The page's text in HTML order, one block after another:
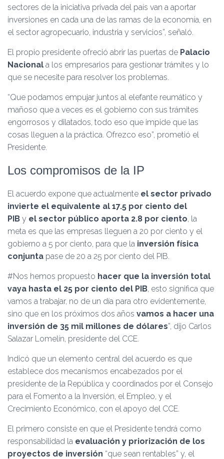
sectores de la iniciativa privada del país van a aportar
inversiones en cada una de las ramas de la economía, en
el sector agropecuario, industria y servicios”, señaló.
El propio presidente ofreció abrir las puertas de Palacio
Nacional a los empresarios para gestionar trámites y lo
que se necesite para resolver los problemas.
“Que podamos empujar juntos al elefante reumático y
mañoso que a veces es el gobierno con sus trámites
engorrosos y dilatados, todo eso que impide que las
cosas lleguen a la práctica. Ofrezco eso”, prometió el
Presidente.
Los compromisos de la IP
El acuerdo expone que actualmente el sector privado
invierte el equivalente al 17.5 por ciento del
PIB y el sector público aporta 2.8 por ciento, la
meta es que las empresas lleguen a 20 por ciento y el
gobierno a 5 por ciento, para que la inversión física
conjunta pase de 20 a 25 por ciento del PIB.
#Nos hemos propuesto hacer que la inversión total
vaya hasta el 25 por ciento del PIB, esto significa que
vamos a trabajar, no de un día para otro evidentemente,
sino que en los próximos dos años vamos a hacer una
inversión de 35 mil millones de dólares”, dijo Carlos
Salazar Lomelín, presidente del CCE.
Indicó que un elemento central del acuerdo es que
establece dos mecanismos encabezados por el
presidente de la República y coordinados por el Consejo
para el Fomento a la Inversión, el Empleo, y el
Crecimiento Económico, con el apoyo del CCE.
El primero consiste en que el Presidente tendrá como
responsabilidad la evaluación y priorización de los
proyectos de inversión “que sean rentables” y, el